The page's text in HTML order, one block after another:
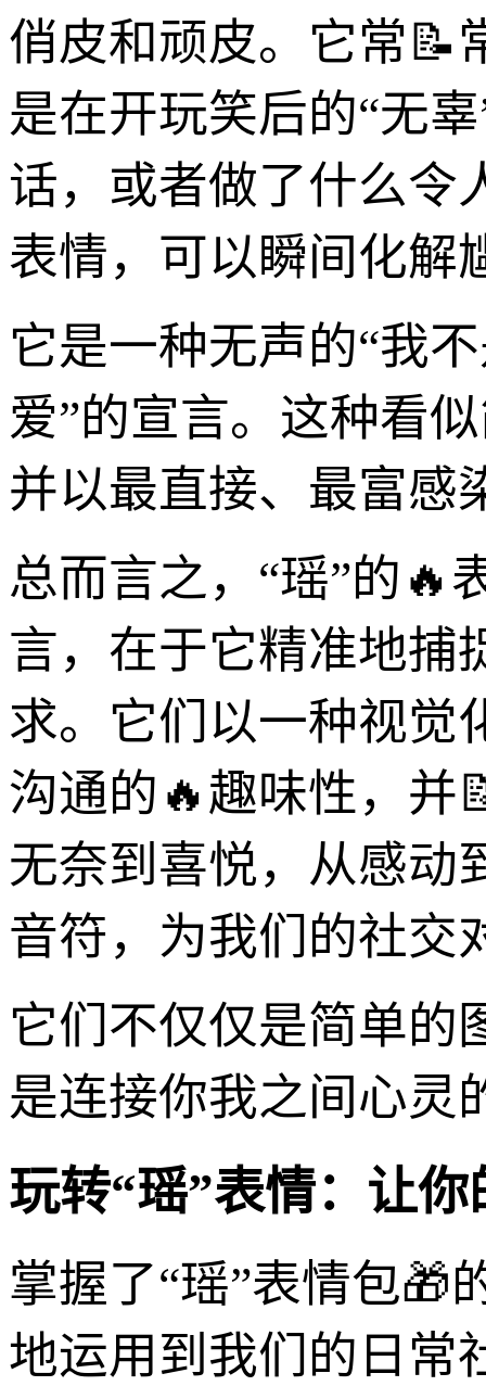
俏皮和顽皮。它常📝
是在开玩笑后的“无
话，或者做了什么令
表情，可以瞬间化解
它是一种无声的“我
爱”的宣言。这种看
并以最直接、最富感
总而言之，“瑶”的🔥
言，在于它精准地捕
求。它们以一种视觉
沟通的🔥趣味性，并
无奈到喜悦，从感动
音符，为我们的社交
它们不仅仅是简单的
是连接你我之间心灵
玩转“瑶”表情：让
掌握了“瑶”表情包🎁
地运用到我们的日常